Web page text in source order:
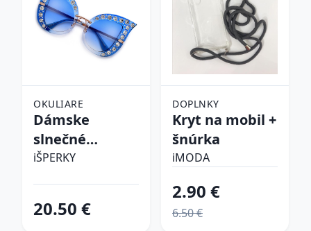
OKULIARE
Dámske
slnečné
okuliare
iŠPERKY
20.50 €
DOPLNKY
Kryt na mobil +
šnúrka
iMODA
2.90 €
6.50 €